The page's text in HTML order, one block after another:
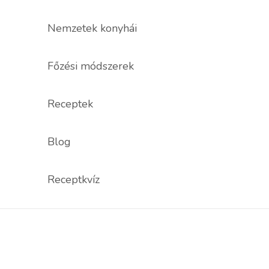
Nemzetek konyhái
Főzési módszerek
Receptek
Blog
Receptkvíz